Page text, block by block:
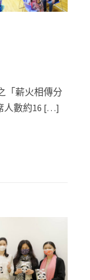
「薪火相傳分
人數約16 […]